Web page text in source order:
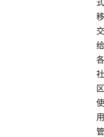
式
移
交
给
各
社
区
使
用
管